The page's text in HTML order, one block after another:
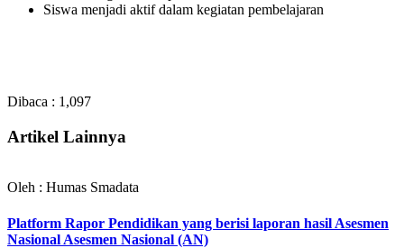
Siswa menjadi aktif dalam kegiatan pembelajaran
Dibaca : 1,097
Artikel Lainnya
Oleh : Humas Smadata
Platform Rapor Pendidikan yang berisi laporan hasil Asesmen
Nasional Asesmen Nasional (AN)